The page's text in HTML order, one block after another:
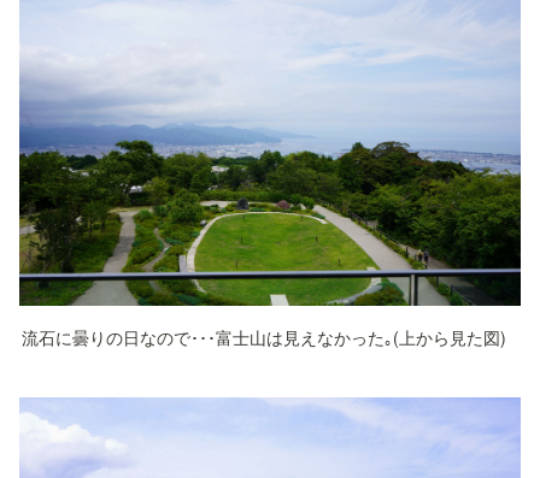
流石に曇りの日なので･･･富士山は見えなかった｡(上から見た図)